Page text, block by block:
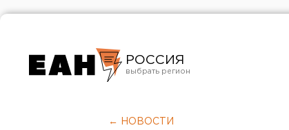
РОССИЯ
Челябинск
← НОВОСТИ